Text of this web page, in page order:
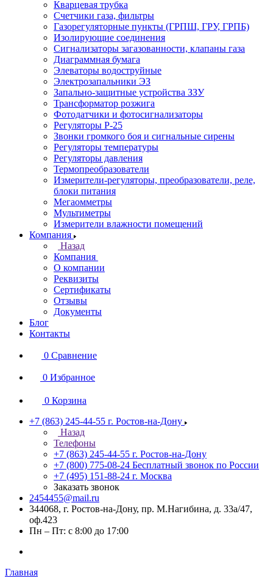
Кварцевая трубка
Счетчики газа, фильтры
Газорегуляторные пункты (ГРПШ, ГРУ, ГРПБ)
Изолирующие соединения
Сигнализаторы загазованности, клапаны газа
Диаграммная бумага
Элеваторы водоструйные
Электрозапальники ЭЗ
Запально-защитные устройства ЗЗУ
Трансформатор розжига
Фотодатчики и фотосигнализаторы
Регуляторы Р-25
Звонки громкого боя и сигнальные сирены
Регуляторы температуры
Регуляторы давления
Термопреобразователи
Измерители-регуляторы, преобразователи, реле,
блоки питания
Мегаомметры
Мультиметры
Измерители влажности помещений
Компания
Назад
Компания
О компании
Реквизиты
Сертификаты
Отзывы
Документы
Блог
Контакты
0 Сравнение
0 Избранное
0 Корзина
+7 (863) 245-44-55 г. Ростов-на-Дону
Назад
Телефоны
+7 (863) 245-44-55 г. Ростов-на-Дону
+7 (800) 775-08-24 Бесплатный звонок по России
+7 (495) 151-88-24 г. Москва
Заказать звонок
2454455@mail.ru
344068, г. Ростов-на-Дону, пр. М.Нагибина, д. 33а/47,
оф.423
Пн – Пт: с 8:00 до 17:00
Главная